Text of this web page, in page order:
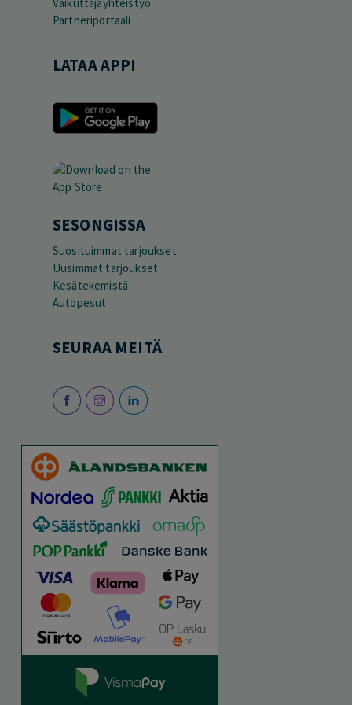
Partneriportaali
LATAA APPI
SESONGISSA
Suosituimmat tarjoukset
Uusimmat tarjoukset
Kesätekemistä
Autopesut
SEURAA MEITÄ